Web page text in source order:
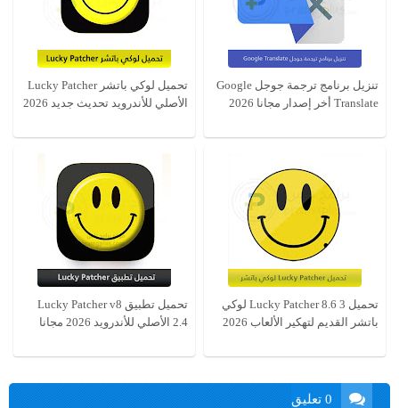
تنزيل برنامج ترجمة جوجل Google
Translate أخر إصدار مجانا 2026
تحميل لوكي باتشر Lucky Patcher
الأصلي للأندرويد تحديث جديد 2026
تحميل Lucky Patcher 8.6 3 لوكي
باتشر القديم لتهكير الألعاب 2026
تحميل تطبيق Lucky Patcher v8
2.4 الأصلي للأندرويد 2026 مجانا
0 تعليق